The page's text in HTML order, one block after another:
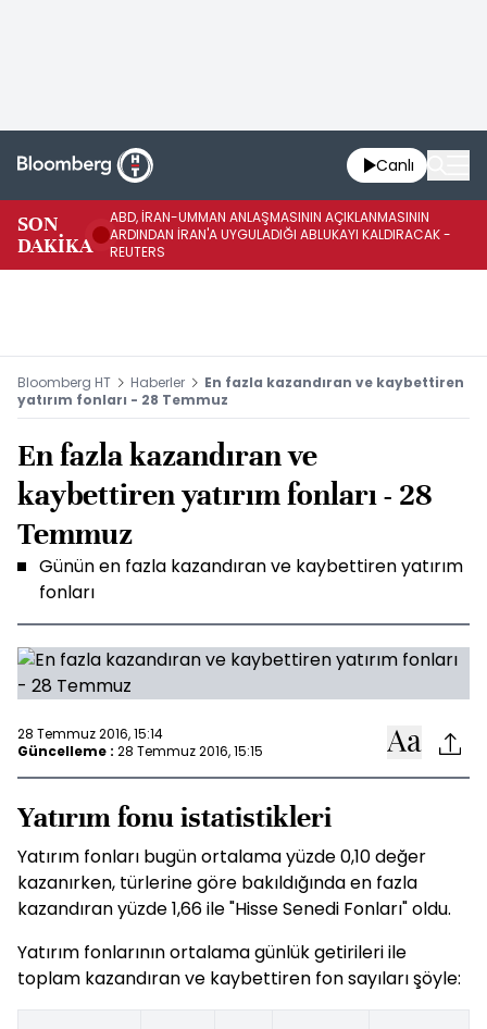
Canlı
SON
DAKİKA
ABD, İRAN-UMMAN ANLAŞMASININ AÇIKLANMASININ
ARDINDAN İRAN'A UYGULADIĞI ABLUKAYI KALDIRACAK -
REUTERS
Bloomberg HT Haberler
En fazla kazandıran ve kaybettiren
yatırım fonları - 28 Temmuz
En fazla kazandıran ve
kaybettiren yatırım fonları - 28
Temmuz
Günün en fazla kazandıran ve kaybettiren yatırım
fonları
28 Temmuz 2016, 15:14
Güncelleme : 28 Temmuz 2016, 15:15
Yatırım fonu istatistikleri
Yatırım fonları bugün ortalama yüzde 0,10 değer
kazanırken, türlerine göre bakıldığında en fazla
kazandıran yüzde 1,66 ile "Hisse Senedi Fonları" oldu.
Yatırım fonlarının ortalama günlük getirileri ile
toplam kazandıran ve kaybettiren fonsayıları şöyle: